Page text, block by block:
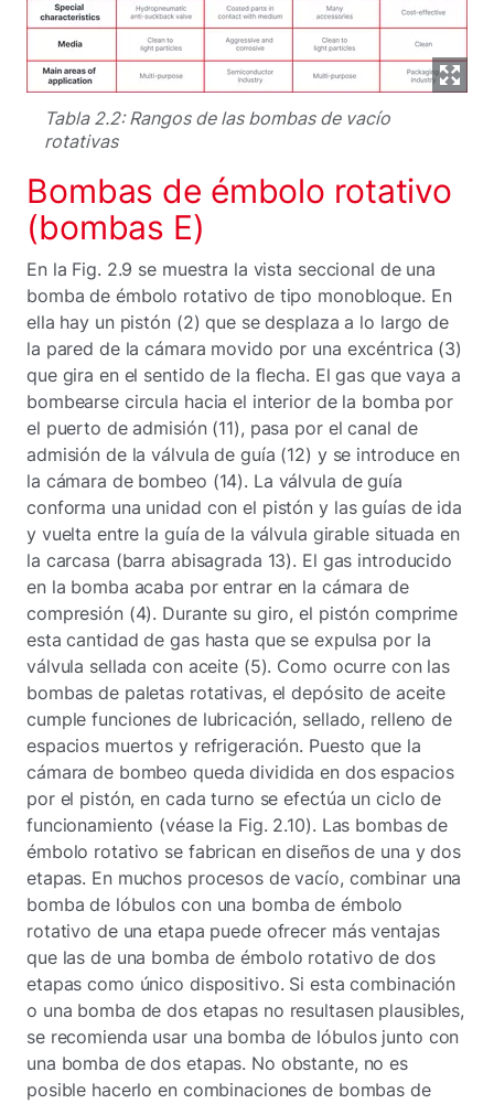
Tabla 2.2: Rangos de las bombas de vacío
rotativas
Bombas de émbolo rotativo
(bombas E)
En la Fig. 2.9 se muestra la vista seccional de una
bomba de émbolo rotativo de tipo monobloque. En
ella hay un pistón (2) que se desplaza a lo largo de
la pared de la cámara movido por una excéntrica (3)
que gira en el sentido de la flecha. El gas que vaya a
bombearse circula hacia el interior de la bomba por
el puerto de admisión (11), pasa por el canal de
admisión de la válvula de guía (12) y se introduce en
la cámara de bombeo (14). La válvula de guía
conforma una unidad con el pistón y las guías de ida
y vuelta entre la guía de la válvula girable situada en
la carcasa (barra abisagrada 13). El gas introducido
en la bomba acaba por entrar en la cámara de
compresión (4). Durante su giro, el pistón comprime
esta cantidad de gas hasta que se expulsa por la
válvula sellada con aceite (5). Como ocurre con las
bombas de paletas rotativas, el depósito de aceite
cumple funciones de lubricación, sellado, relleno de
espacios muertos y refrigeración. Puesto que la
cámara de bombeo queda dividida en dos espacios
por el pistón, en cada turno se efectúa un ciclo de
funcionamiento (véase la Fig. 2.10). Las bombas de
émbolo rotativo se fabrican en diseños de una y dos
etapas. En muchos procesos de vacío, combinar una
bomba de lóbulos con una bomba de émbolo
rotativo de una etapa puede ofrecer más ventajas
que las de una bomba de émbolo rotativo de dos
etapas como único dispositivo. Si esta combinación
o una bomba de dos etapas no resultasen plausibles,
se recomienda usar una bomba de lóbulos junto con
una bomba de dos etapas. No obstante, no es
posible hacerlo en combinaciones de bombas de